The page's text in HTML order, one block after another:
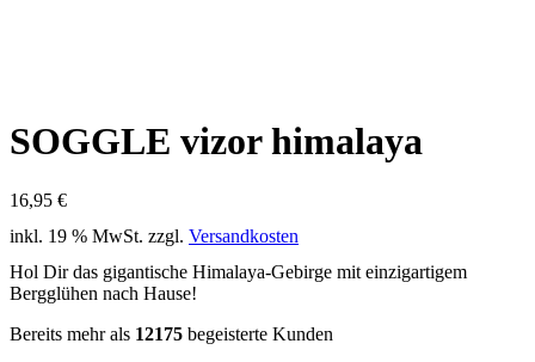
SOGGLE vizor himalaya
16,95 €
inkl. 19 % MwSt. zzgl. Versandkosten
Hol Dir das gigantische Himalaya-Gebirge mit einzigartigem
Bergglühen nach Hause!
Bereits mehr als 12175 begeisterte Kunden